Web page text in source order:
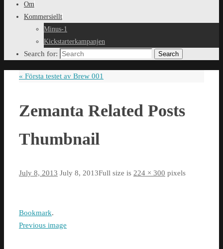
Om
Kommersiellt
Minus-1
Kickstarterkampanjen
Search for: Search
« Första testet av Brew 001
Zemanta Related Posts
Thumbnail
July 8, 2013 July 8, 2013Full size is 224 × 300 pixels
Bookmark.
Previous image